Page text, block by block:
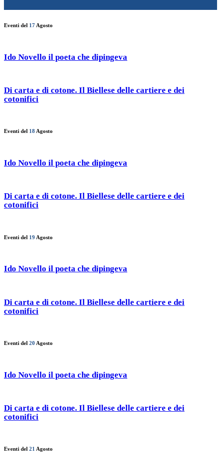
Eventi del 17 Agosto
Ido Novello il poeta che dipingeva
Di carta e di cotone. Il Biellese delle cartiere e dei
cotonifici
Eventi del 18 Agosto
Ido Novello il poeta che dipingeva
Di carta e di cotone. Il Biellese delle cartiere e dei
cotonifici
Eventi del 19 Agosto
Ido Novello il poeta che dipingeva
Di carta e di cotone. Il Biellese delle cartiere e dei
cotonifici
Eventi del 20 Agosto
Ido Novello il poeta che dipingeva
Di carta e di cotone. Il Biellese delle cartiere e dei
cotonifici
Eventi del 21 Agosto